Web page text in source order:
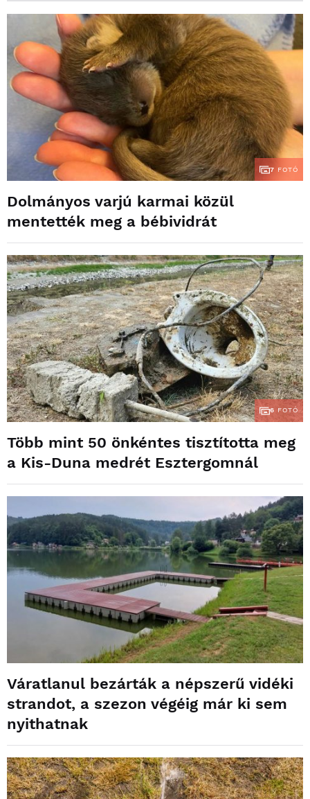
7 FOTÓ
Dolmányos varjú karmai közül
mentették meg a bébividrát
6 FOTÓ
Több mint 50 önkéntes tisztította meg
a Kis-Duna medrét Esztergomnál
Váratlanul bezárták a népszerű vidéki
strandot, a szezon végéig már ki sem
nyithatnak